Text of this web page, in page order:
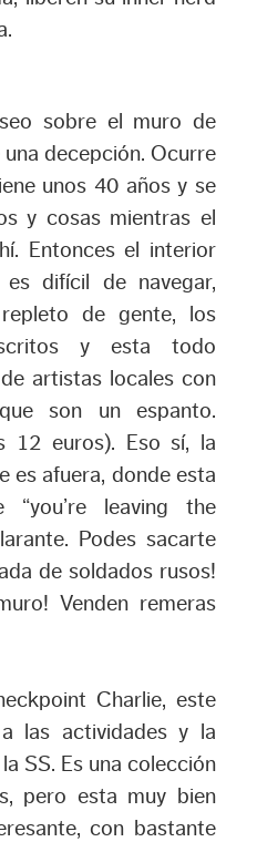
sobre el muro de
una decepción. Ocurre
unos 40 años y se
y cosas mientras el
Entonces el interior
difícil de navegar,
de gente, los
y esta todo
artistas locales con
son un espanto.
12 euros). Eso sí, la
es afuera, donde esta
leaving the
Podes sacarte
de soldados rusos!
Venden remeras
Charlie, este
las actividades y la
SS. Es una colección
pero esta muy bien
con bastante